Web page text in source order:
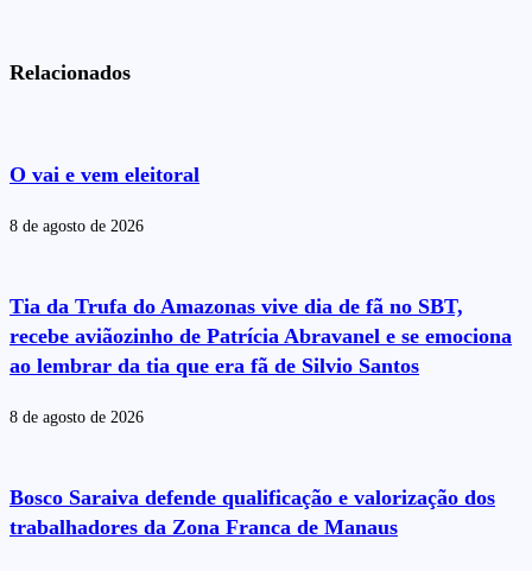
Relacionados
O vai e vem eleitoral
8 de agosto de 2026
Tia da Trufa do Amazonas vive dia de fã no SBT,
recebe aviãozinho de Patrícia Abravanel e se emociona
ao lembrar da tia que era fã de Silvio Santos
8 de agosto de 2026
Bosco Saraiva defende qualificação e valorização dos
trabalhadores da Zona Franca de Manaus